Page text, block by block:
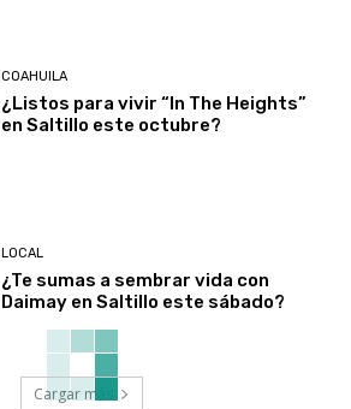
COAHUILA
¿Listos para vivir “In The Heights”
en Saltillo este octubre?
LOCAL
¿Te sumas a sembrar vida con
Daimay en Saltillo este sábado?
Cargar más